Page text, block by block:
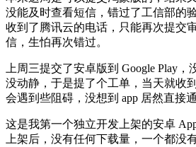
没能及时查看短信，错过了工信部的
收到了腾讯云的电话，只能再次提交
信，生怕再次错过。
上周三提交了安卓版到 Google Play
没动静，于是提了个工单，当天就收
会遇到些阻碍，没想到 app 居然直接
这是我第一个独立开发上架的安卓
上架后，没有任何下载量，一个都没